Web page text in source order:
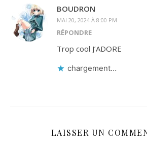
BOUDRON
MAI 20, 2024 À 8:00 PM
RÉPONDRE
Trop cool J’ADORE
chargement…
LAISSER UN